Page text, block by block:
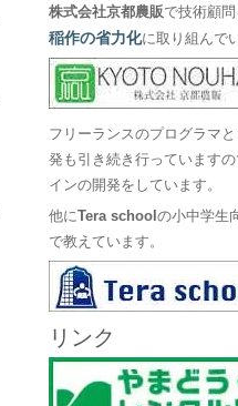
株式会社京都農販で技術顧問
稲作の省力化に取り組んで
フリーランスのプログラマ
発も引き続き行っています
インの開発をしています。
他にTera schoolの小中学生
で教えています。
リンク